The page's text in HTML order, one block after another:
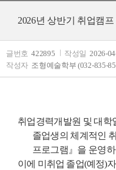
2026년 상반기 취업캠프
글번호 422895 작성일 2026-
작성자 조형예술학부 (032-835-
취업경력개발원 및 대
졸업생의 체계적인
프로그램 』 을 운영
이에 미취업 졸업(예정)